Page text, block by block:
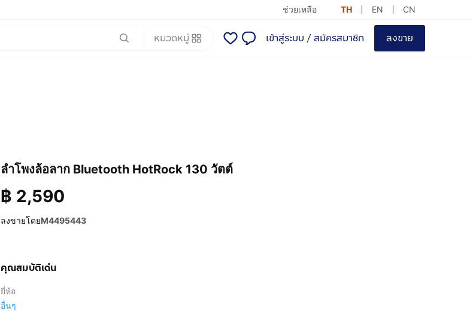
ช่วยเหลือ TH EN CN
หมวดหมู่ เข้าสู่ระบบ / สมัครสมาชิก ลงขาย
ลำโพงล้อลาก Bluetooth HotRock 130 วัตต์
฿ 2,590
ลงขายโดยM4495443
คุณสมบัติเด่น
ยี่ห้อ
อื่นๆ